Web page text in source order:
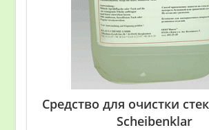
Средство для очистки
Scheibenklar